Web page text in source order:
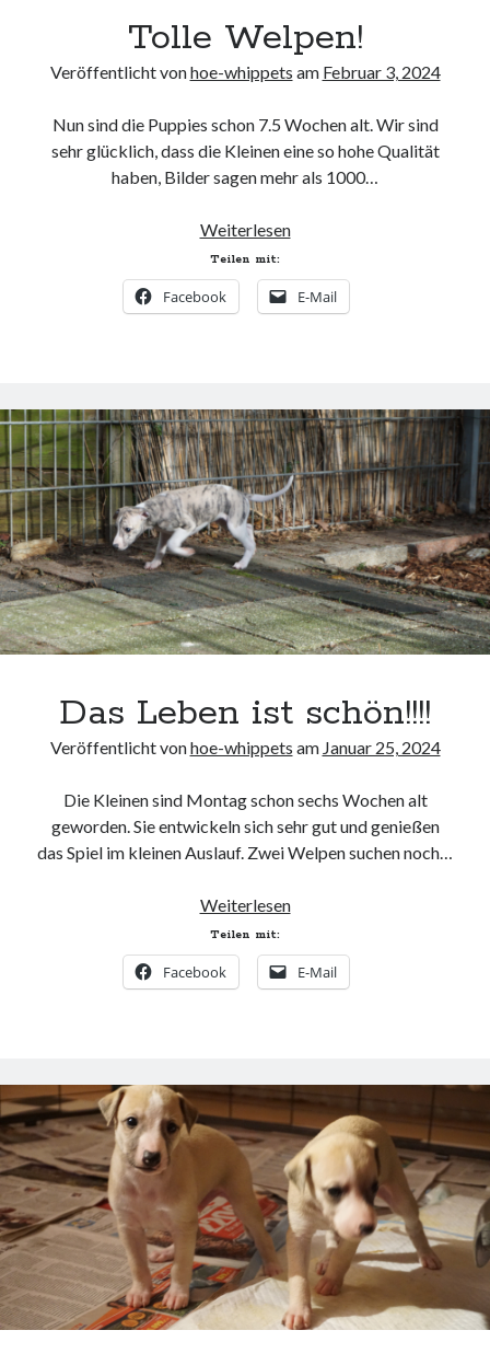
Tolle Welpen!
Veröffentlicht vonhoe-whippets am Februar 3, 2024
Nun sind die Puppies schon 7.5 Wochen alt. Wir sind
sehr glücklich, dass die Kleinen eine so hohe Qualität
haben, Bilder sagen mehr als 1000…
WeiterlesenTolle
Teilen mit:
Facebook E-Mail
Das Leben ist schön!!!!
Veröffentlicht vonhoe-whippets am Januar 25, 2024
Die Kleinen sind Montag schon sechs Wochen alt
geworden. Sie entwickeln sich sehr gut und genießen
das Spiel im kleinen Auslauf. Zwei Welpen suchen noch…
WeiterlesenDas
ist
schön!!!!
Teilen mit:
Facebook E-Mail